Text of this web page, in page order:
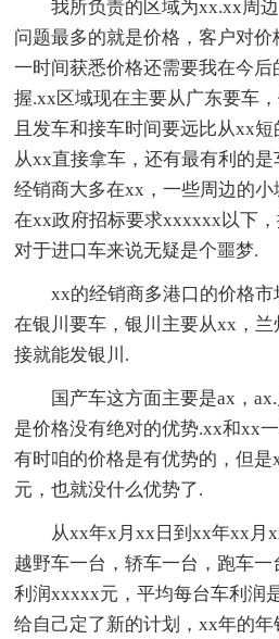
我所负责的区域为xx.xx周边
问题最多的就是价格，客户对
一时间获悉价格还需要我在今
握.xx区域现在主要从广东要车
且发车和接车时间要远比从xx
从xx直接拿车，还有最有利的
经销商大多在xx，一些周边的
在xx政府招标要求xxxxxx以下
对于进口车来说无疑是个噩梦.
xx的经销商多港口的价格市
在银川要车，银川主要从xx，
接就能发银川.
国产车这方面主要是ax，ax.
是价格没有绝对的优势.xx和xx
有时咱的价格是有优势的，但
元，也就没什么优势了.
从xx年x月xx日到xx年xx月xx
越野车一台，轿车一台，跑车
利润xxxxx元，平均每台车利润
给自己定了新的计划，xx年的